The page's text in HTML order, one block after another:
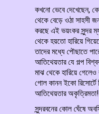
কখনো ভেবে দেখেছেন,
থেকে বেড়ে ওঠা সাহসী
করছে এই ভয়ংকর সুন্দর
থেকে হয়তো হারিয়ে
তাদের মধ্যে পৌছাতে
আতিথেয়তার যে গল্প
মাঝ থেকে হারিয়ে গেলেও
গোল কানন ইকো রিসোর্টে
আতিথেয়তার অকৃত্রিমতা!
সুন্দরবনের কোল ঘেঁষে